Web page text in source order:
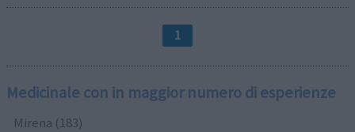
1
Medicinale con in maggior numero di esperienze
Mirena (183)